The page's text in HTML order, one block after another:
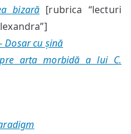
bizară [rubrica “lecturi
Dosar cu șină
arta morbidă a lui C.